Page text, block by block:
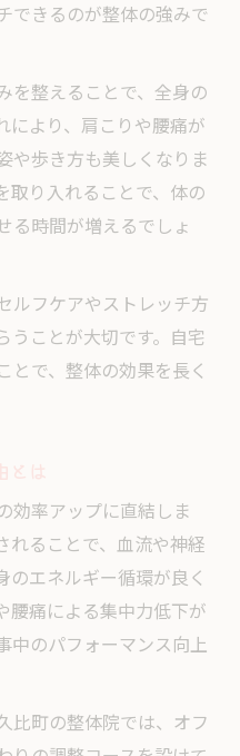
できるのが整体の強みで
を整えることで、全身の
により、肩こりや腰痛が
や歩き方も美しくなりま
取り入れることで、体の
る時間が増えるでしょ
ルフケアやストレッチ方
うことが大切です。自宅
とで、整体の効果を長く
効率アップに直結しま
れることで、血流や神経
のエネルギー循環が良く
腰痛による集中力低下が
中のパフォーマンス向上
比町の整体院では、オフ